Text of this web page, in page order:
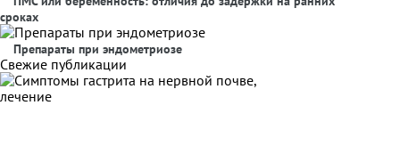
сроках
Препараты при эндометриозе
Свежие публикации